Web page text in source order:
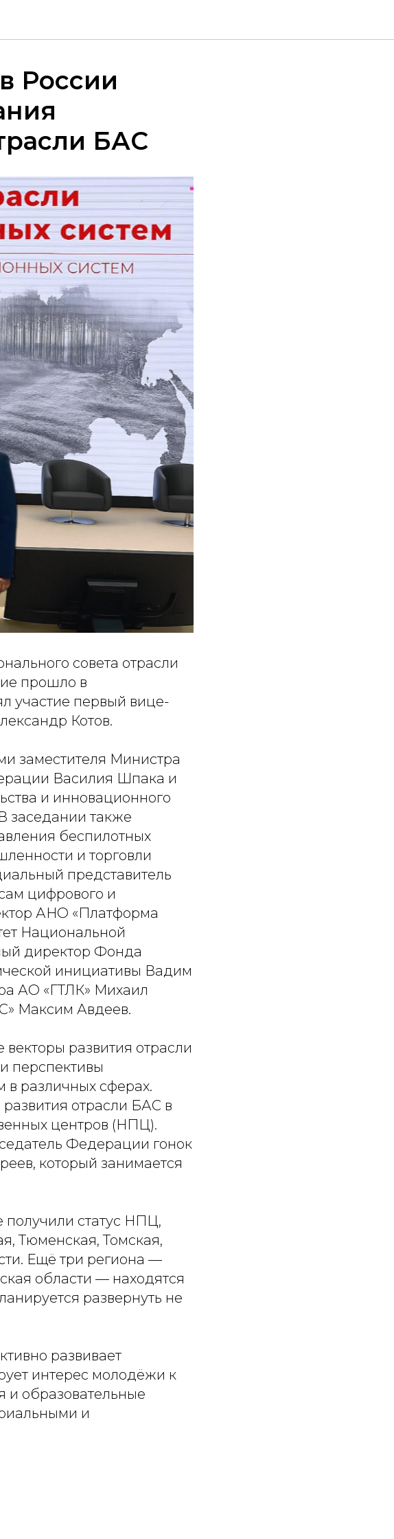
России
БАС
совета отрасли
прошло в
участие первый вице-
Котов.
заместителя Министра
Василия Шпака и
и инновационного
заседании также
беспилотных
и торговли
представитель
цифрового и
АНО «Платформа
Национальной
директор Фонда
инициативы Вадим
АО «ГТЛК» Михаил
Максим Авдеев.
развития отрасли
перспективы
различных сферах.
отрасли БАС в
центров (НПЦ).
Федерации гонок
который занимается
статус НПЦ,
Тюменская, Томская,
Ещё три региона —
области — находятся
развернуть не
развивает
интерес молодёжи к
и образовательные
и